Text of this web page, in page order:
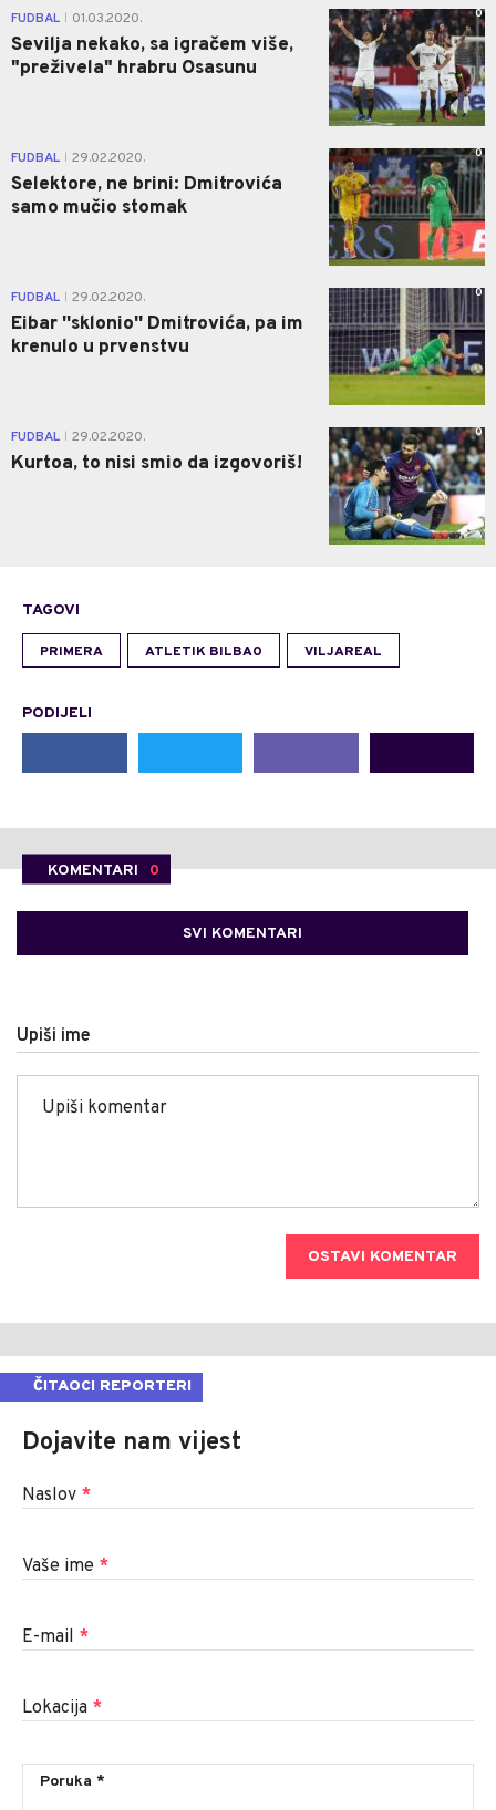
FUDBAL 01.03.2020.
Sevilja nekako, sa igračem više,
"preživela" hrabru Osasunu
0
FUDBAL 29.02.2020.
Selektore, ne brini: Dmitrovića
samo mučio stomak
0
FUDBAL 29.02.2020.
Eibar ''sklonio'' Dmitrovića, pa im
krenulo u prvenstvu
0
FUDBAL 29.02.2020.
Kurtoa, to nisi smio da izgovoriš!
0
TAGOVI
PRIMERA ATLETIK BILBAO VILJAREAL
PODIJELI
KOMENTARI 0
SVI KOMENTARI
Upiši ime
OSTAVI KOMENTAR
ČITAOCI REPORTERI
Dojavite nam vijest
Naslov *
Vaše ime *
E-mail *
Lokacija *